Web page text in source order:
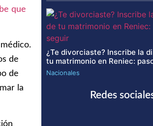
que
de
de
la
¿Te divorciaste? Inscribe la
tu matrimonio en Reniec:
Nacionales
Redes